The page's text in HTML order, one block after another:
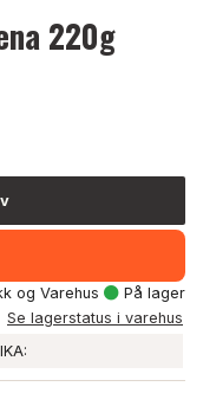
220g
og Varehus
På lager
Se lagerstatus i varehus